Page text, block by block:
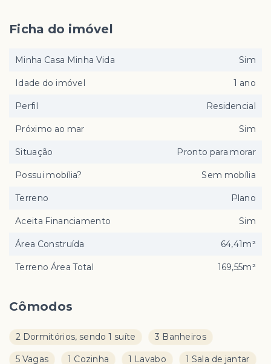
Cômodos
2 Dormitórios, sendo 1 suíte 3 Banheiros
5 Vagas 1 Cozinha 1 Lavabo 1 Sala de jantar
Ficha do imóvel
Minha Casa Minha Vida Sim
Idade do imóvel 1 ano
Perfil Residencial
Próximo ao mar Sim
Situação Pronto para morar
Possui mobília? Sem mobília
Terreno Plano
Aceita Financiamento Sim
Área Construída 64,41m²
Terreno Área Total 169,55m²